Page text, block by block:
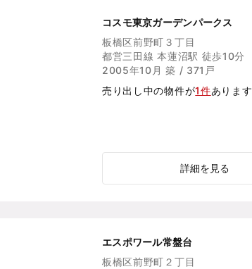
コスモ東京ガーデンパークス
板橋区前野町３丁目
都営三田線 本蓮沼駅 徒歩10分
2005年10月 築 / 371戸
売り出し中の物件が1件あります
詳細を見る
エスポワール常盤台
板橋区前野町２丁目